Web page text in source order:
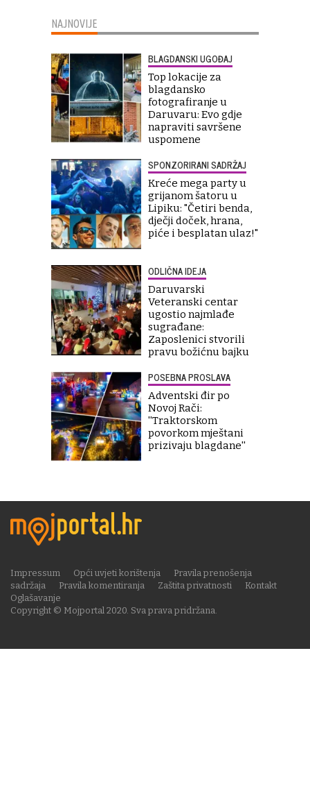
NAJNOVIJE
BLAGDANSKI UGOĐAJ
Top lokacije za
blagdansko
fotografiranje u
Daruvaru: Evo gdje
napraviti savršene
uspomene
SPONZORIRANI SADRŽAJ
Kreće mega party u
grijanom šatoru u
Lipiku: "Četiri benda,
dječji doček, hrana,
piće i besplatan ulaz!"
ODLIČNA IDEJA
Daruvarski
Veteranski centar
ugostio najmlađe
sugrađane:
Zaposlenici stvorili
pravu božićnu bajku
POSEBNA PROSLAVA
Adventski đir po
Novoj Rači:
''Traktorskom
povorkom mještani
prizivaju blagdane''
Copyright © Mojportal 2020. Sva prava pridržana.
Impressum Opći uvjeti korištenja
Pravila prenošenja
sadržaja
Pravila komentiranja Zaštita privatnosti
Kontakt
Oglašavanje